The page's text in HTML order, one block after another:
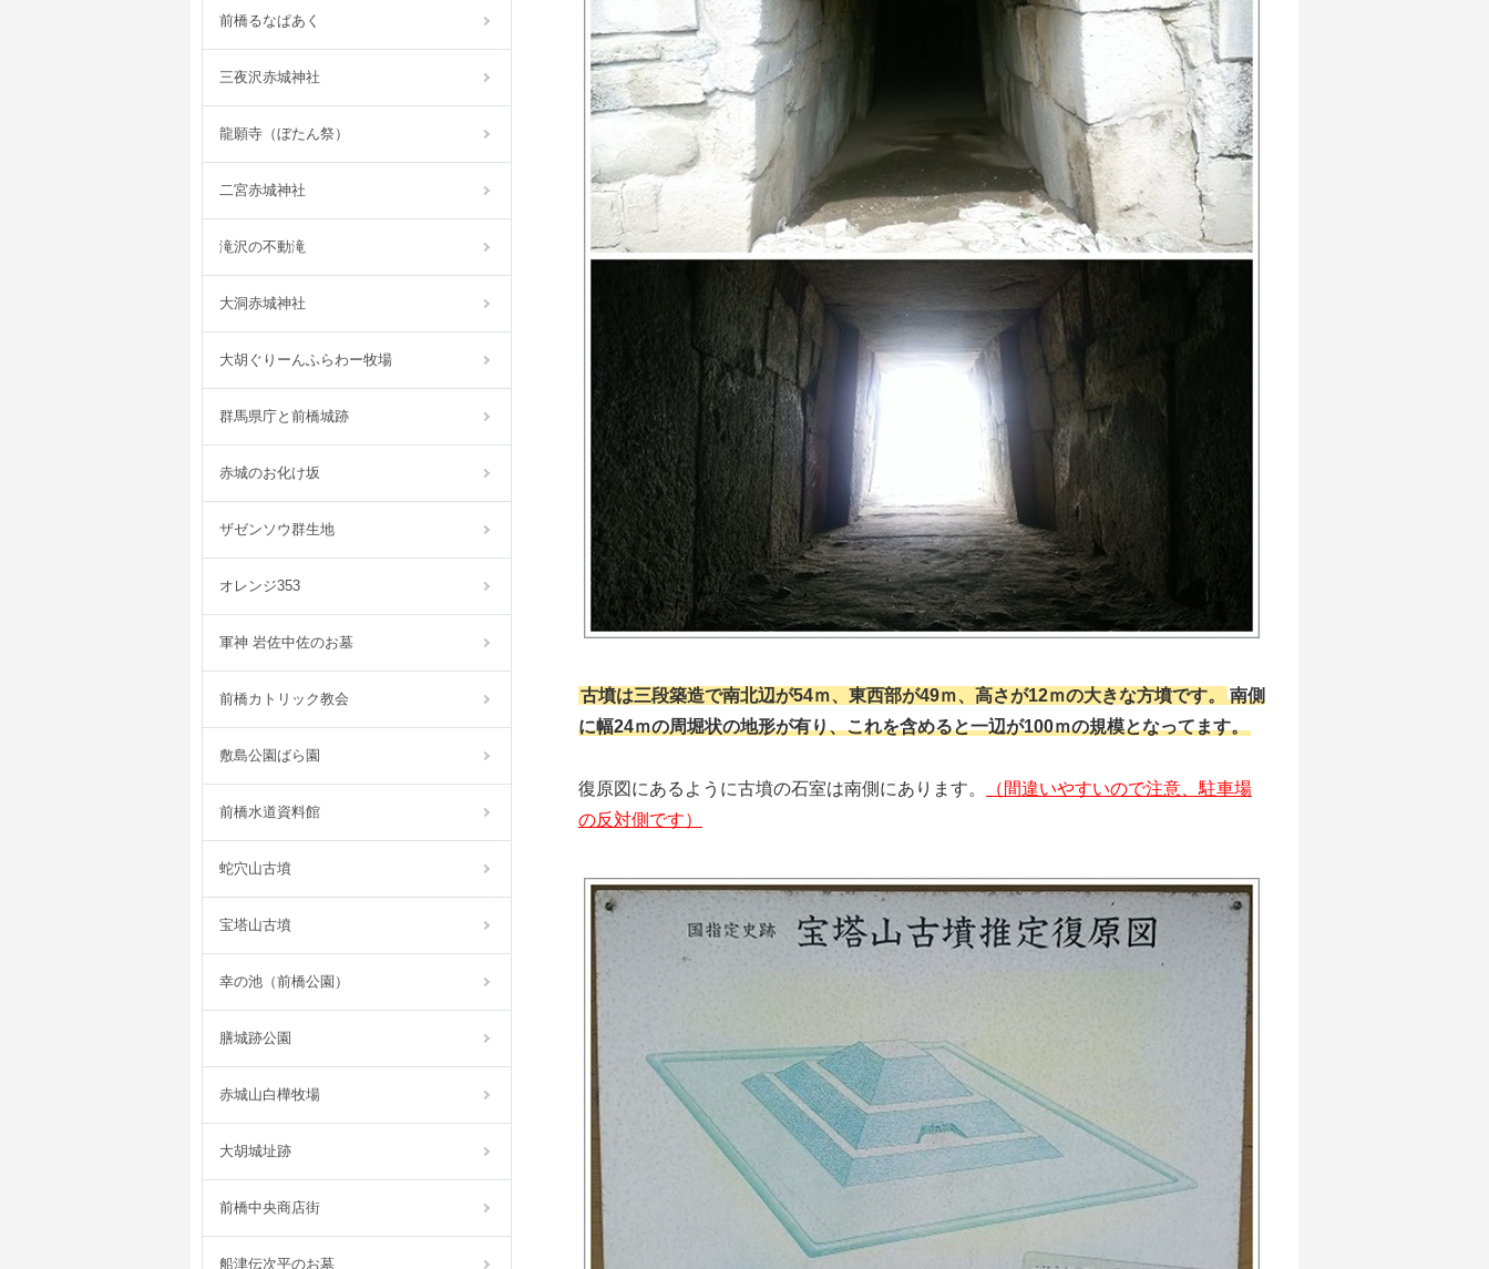
古墳は三段築造で南北辺が54ｍ、東西部が49ｍ、高さが12ｍの大きな方墳です。
南側
に幅24ｍの周堀状の地形が有り、これを含めると一辺が100ｍの規模となってます。
復原図にあるように古墳の石室は南側にあります。
（間違いやすいので注意、駐車場
の反対側です）
前橋るなぱあく
三夜沢赤城神社
龍願寺（ぼたん祭）
二宮赤城神社
滝沢の不動滝
大洞赤城神社
大胡ぐりーんふらわー牧場
群馬県庁と前橋城跡
赤城のお化け坂
ザゼンソウ群生地
オレンジ353
軍神 岩佐中佐のお墓
前橋カトリック教会
敷島公園ばら園
前橋水道資料館
蛇穴山古墳
宝塔山古墳
幸の池（前橋公園）
膳城跡公園
赤城山白樺牧場
大胡城址跡
前橋中央商店街
船津伝次平のお墓